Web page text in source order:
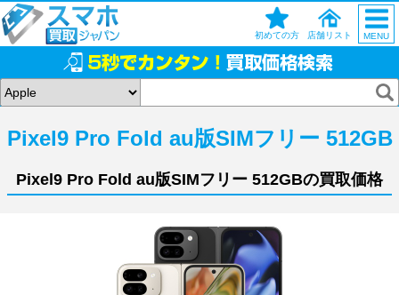
初めての方 店舗リスト MENU
Pixel9 Pro Fold au版SIMフリー 512GB
Pixel9 Pro Fold au版SIMフリー 512GBの買取価格